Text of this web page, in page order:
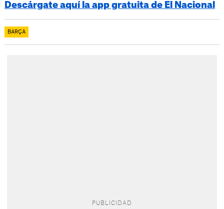
Descárgate aquí la app gratuita de El Nacional
BARÇA